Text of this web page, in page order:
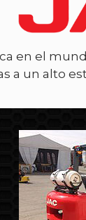
en el
a un alto